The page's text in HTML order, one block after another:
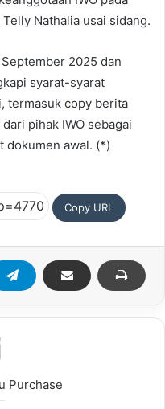
Nathalia usai sidang.
2025 dan
syarat-syarat
termasuk copy berita
pihak IWO sebagai
dokumen awal. (*)
Copy URL
Purchase